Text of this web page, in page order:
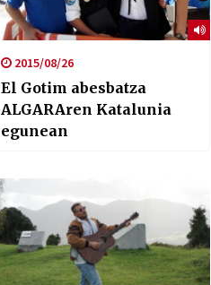
2015/08/26
El Gotim abesbatza
ALGARAren Katalunia
egunean